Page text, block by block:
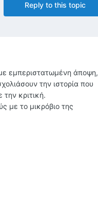
Reply to this topic
εμπεριστατωμένη άποψη,
την ιστορία που
κριτική.
με το μικρόβιο της